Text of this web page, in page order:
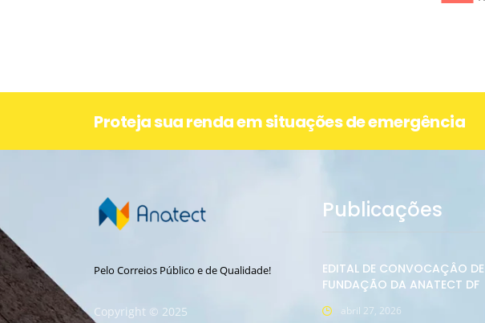
Proteja sua renda em situações de emergência
Pelo Correios Público e de Qualidade!
Copyright © 2025
Publicações
EDITAL DE CONVOCAÇÂO DE
FUNDAÇÃO DA ANATECT DF
abril 27, 2026